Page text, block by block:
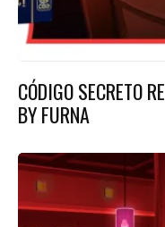
CÓDIGO SECRETO
BY FURNA